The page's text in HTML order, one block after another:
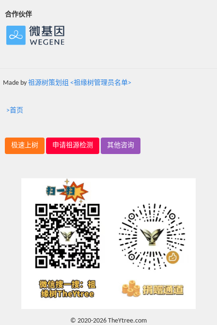
合作伙伴
Made by 祖源树策划组 <祖缘树管理员名单>
>首页
极速上树 申请祖源检测 其他咨询
© 2020-2026 TheYtree.com